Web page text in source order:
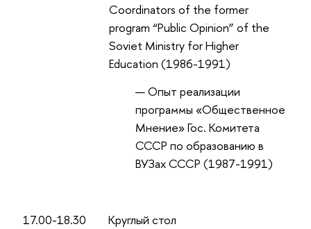
Coordinators of the former
program “Public Opinion” of the
Soviet Ministry for Higher
Education (1986-1991)
Опыт реализации
программы «Общественное
Мнение» Гос. Комитета
СССР по образованию в
ВУЗах СССР (1987-1991)
17.00-18.30
Круглый стол